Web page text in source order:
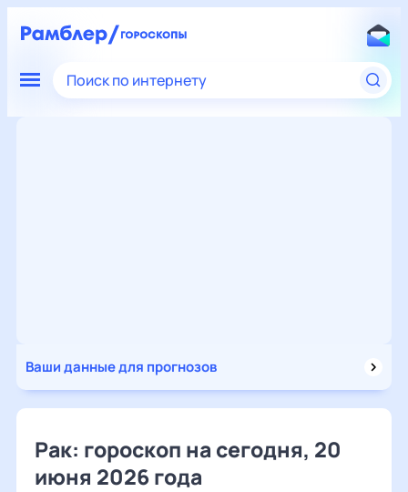
Поиск по интернету
Ваши данные для прогнозов
Рак: гороскоп на сегодня, 20
июня 2026 года